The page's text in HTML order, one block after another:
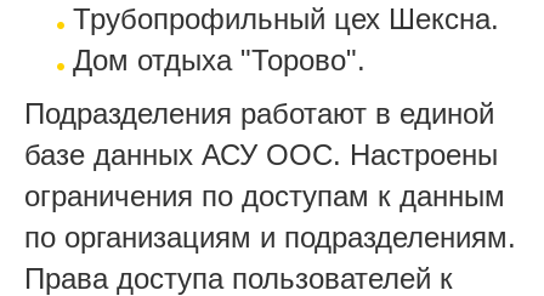
Трубопрофильный цех Шексна.
Дом отдыха "Торово".
Подразделения работают в единой
базе данных АСУ ООС. Настроены
ограничения по доступам к данным
по организациям и подразделениям.
Права доступа пользователей к